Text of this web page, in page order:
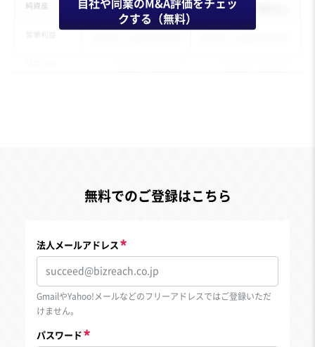
自社や同業のM&A評価をチェッ
クする（無料）
無料でのご登録はこちら
法人メールアドレス
GmailやYahoo!メールなどのフリーアドレスではご登録いただ
けません。
パスワード